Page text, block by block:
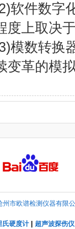
软件数字
度上取决
模数转换
变革的模
州市欧谱检测仪器有限
氏硬度计| 超声波探伤仪